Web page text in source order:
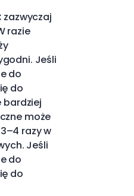
zazwyczaj
razie
Jeśli
do
do
bardziej
może
razy w
Jeśli
do
do